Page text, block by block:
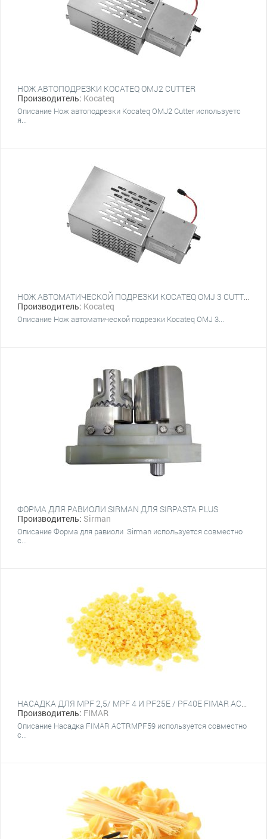
НОЖ АВТОПОДРЕЗКИ KOCATEQ OMJ2 CUTTER
Производитель: Kocateq
Описание Нож автоподрезки Kocateq OMJ2 Cutter используетс
я...
НОЖ АВТОМАТИЧЕСКОЙ ПОДРЕЗКИ KOCATEQ OMJ 3 CUTTER
Производитель: Kocateq
Описание Нож автоматической подрезки Kocateq OMJ 3...
ФОРМА ДЛЯ РАВИОЛИ SIRMAN ДЛЯ SIRPASTA PLUS
Производитель: Sirman
Описание Форма для равиоли Sirman используется совместно
с...
НАСАДКА ДЛЯ MPF 2,5/ MPF 4 И PF25E / PF40E FIMAR ACTRMPF59
Производитель: FIMAR
Описание Насадка FIMAR ACTRMPF59 используется совместно
с...